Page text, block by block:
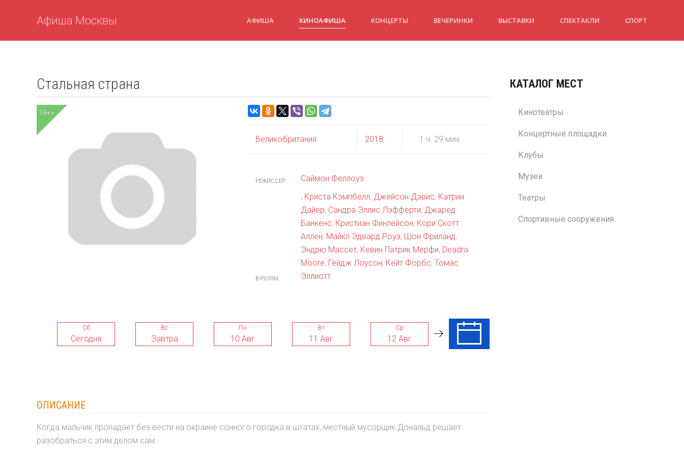
Афиша Москвы АФИША КИНОАФИША КОНЦЕРТЫ ВЕЧЕРИНКИ ВЫСТАВКИ СПЕКТАКЛИ СПОРТ
Стальная страна
18++
Великобритания 2018 1 ч. 29 мин.
РЕЖИССЕР Саймон Феллоуз
В РОЛЯХ
, Криста Кэмпбелл, Джейсон Дэвис, Катрин
Дайер, Сандра Эллис Лэфферти, Джаред
Банкенс, Кристиан Финлейсон, Кори Скотт
Аллен, Майкл Эдвард Роуз, Шон Фриланд,
Эндрю Массет, Кевин Патрик Мёрфи, Deadra
Moore, Гейдж Лоусон, Кейт Форбс, Томас
Эллиотт
Сб
Сегодня
Вс
Завтра
Пн
10 Авг
Вт
11 Авг
Ср
12 Авг
Чт
ОПИСАНИЕ
Когда мальчик пропадает без вести на окраине сонного городка в штатах, местный мусорщик Дональд решает
разобраться с этим делом сам.
КАТАЛОГ МЕСТ
Кинотеатры
Концертные площадки
Клубы
Музеи
Театры
Спортивные сооружения